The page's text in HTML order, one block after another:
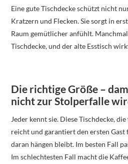
Eine gute Tischdecke schützt nicht
Kratzern und Flecken. Sie sorgt in
Raum gemütlicher anfühlt.
Tischdecke, und der alte Esstisch
Die richtige Größe –
nicht zur Stolperfalle
Jeder kennt sie. Diese Tischdecke,
reicht und garantiert den ersten
daran hängen bleibt. Im besten Fall
Im schlechtesten Fall macht die